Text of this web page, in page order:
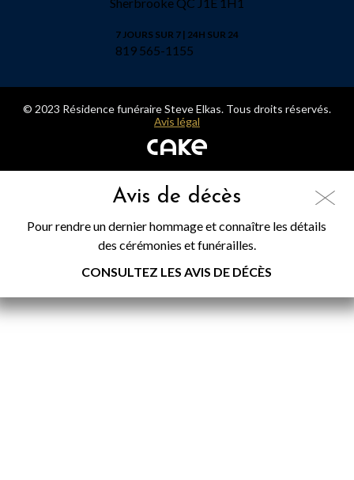
7 JOURS SUR 7 | 24H SUR 24
819 565-1155
© 2023 Résidence funéraire Steve Elkas. Tous droits réservés.
Avis légal
Avis de décès
Pour rendre un dernier hommage et connaître les détails
des cérémonies et funérailles.
CONSULTEZ LES AVIS DE DÉCÈS